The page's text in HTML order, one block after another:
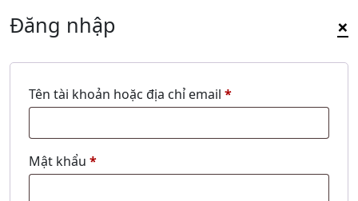
×
Đăng nhập
Tên tài khoản hoặc địa chỉ email *Bắt
Mật khẩu *Bắt